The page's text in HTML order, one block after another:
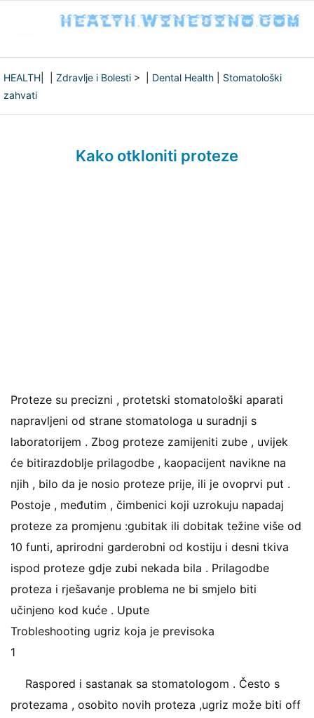
HEALTH Zdravlje i Bolesti > | Dental Health
Stomatološki
zahvati
Kako otkloniti proteze
Proteze su precizni , protetski stomatološki aparati
napravljeni od strane stomatologa u suradnji s
laboratorijem . Zbog proteze zamijeniti zube , uvijek
će bitirazdoblje prilagodbe , kaopacijent navikne na
njih , bilo da je nosio proteze prije, ili je ovoprvi put .
Postoje , međutim , čimbenici koji uzrokuju napadaj
proteze za promjenu :gubitak ili dobitak težine više od
10 funti, aprirodni garderobni od kostiju i desni tkiva
ispod proteze gdje zubi nekada bila . Prilagodbe
proteza i rješavanje problema ne bi smjelo biti
učinjeno kod kuće . Upute
Trobleshooting ugriz koja je previsoka
1
Raspored i sastanak sa stomatologom . Često s
protezama , osobito novih proteza ,ugriz može biti off